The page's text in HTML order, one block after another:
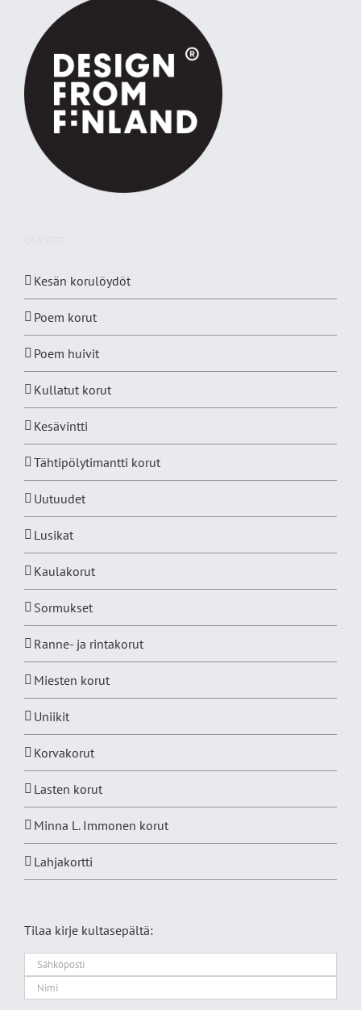
Kesän korulöydöt
Poem korut
Poem huivit
Kullatut korut
Kesävintti
Tähtipölytimantti korut
Uutuudet
Lusikat
Kaulakorut
Sormukset
Ranne- ja rintakorut
Miesten korut
Uniikit
Korvakorut
Lasten korut
Minna L. Immonen korut
Lahjakortti
Tilaa kirje kultasepältä: